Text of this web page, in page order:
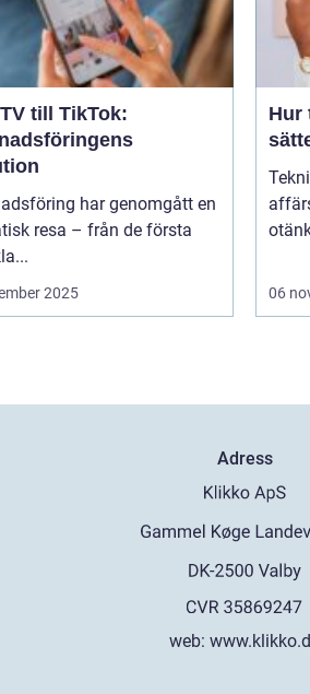
till TikTok:
har genomgått en
resa – från de första
2025
Hur
06
Adress
web: